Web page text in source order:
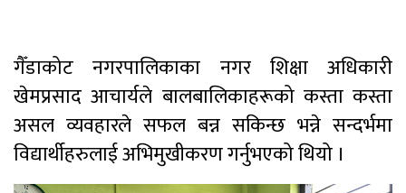
गैँडाकोट नगरपालिकाका नगर शिक्षा अधिकारी
खेमप्रसाद आचार्यले बालबालिकाहरूको कस्ता कस्ता
असल व्यवहारले सफल बन्न सकिन्छ भन्ने सन्दर्भमा
विद्यार्थीहरुलाई अभिमुखीकरण गर्नुभएको थियो ।